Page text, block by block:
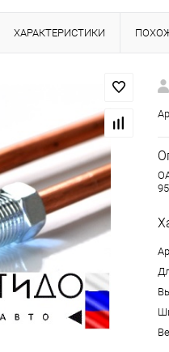
ХАРАКТЕРИСТИКИ